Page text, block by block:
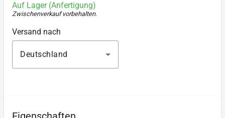
Auf Lager (Anfertigung)
Zwischenverkauf vorbehalten.
Versand nach
Deutschland